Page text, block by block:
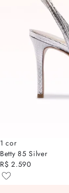
1 cor
Betty 85 Silver
R$ 2.590